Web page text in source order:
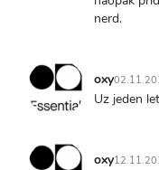
nerd.
oxy
Uz jeden
oxy